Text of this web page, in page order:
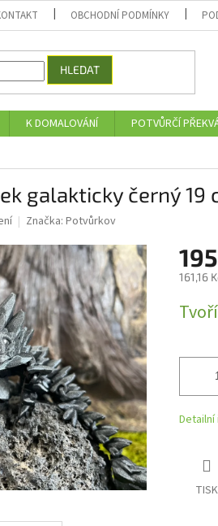
OBCHODNÍ PODMÍNKY
HLEDAT
K DOMALOVÁNÍ POTVŮRČÍ
galakticky černý 19
Značka: Potvůrkov
161,16
cena:
TISK